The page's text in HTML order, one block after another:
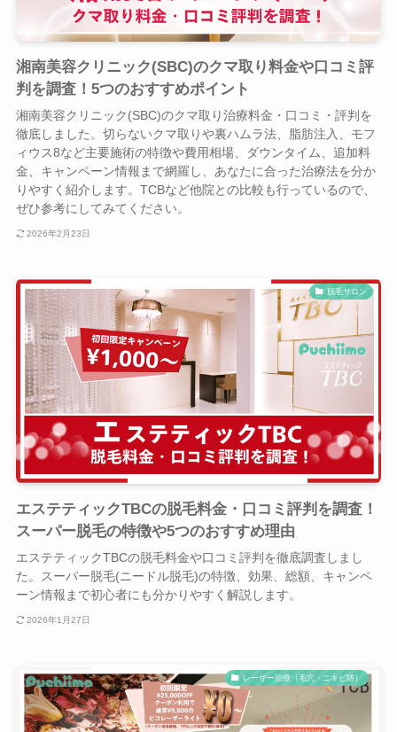
湘南美容クリニック(SBC)のクマ取り料金や口コミ評
判を調査！5つのおすすめポイント
湘南美容クリニック(SBC)のクマ取り治療料金・口コミ・評判を
徹底しました。切らないクマ取りや裏ハムラ法、脂肪注入、モフ
ィウス8など主要施術の特徴や費用相場、ダウンタイム、追加料
金、キャンペーン情報まで網羅し、あなたに合った治療法を分か
りやすく紹介します。TCBなど他院との比較も行っているので、
ぜひ参考にしてみてください。
2026年2月23日
脱毛サロン
エステティックTBCの脱毛料金・口コミ評判を調査！
スーパー脱毛の特徴や5つのおすすめ理由
エステティックTBCの脱毛料金や口コミ評判を徹底調査しまし
た。スーパー脱毛(ニードル脱毛)の特徴、効果、総額、キャンペ
ーン情報まで初心者にも分かりやすく解説します。
2026年1月27日
レーザー治療（毛穴・ニキビ跡）